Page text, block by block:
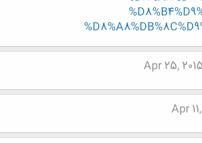
Apr 25, 2015
Apr